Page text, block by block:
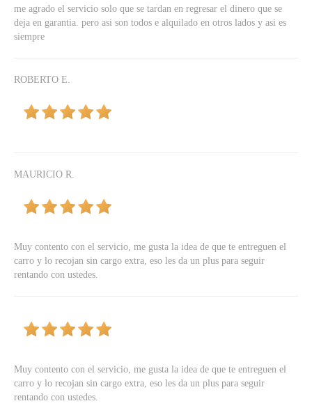
me agrado el servicio solo que se tardan en regresar el dinero que se
deja en garantia. pero asi son todos e alquilado en otros lados y asi es
siempre
ROBERTO E.
MAURICIO R.
Muy contento con el servicio, me gusta la idea de que te entreguen el
carro y lo recojan sin cargo extra, eso les da un plus para seguir
rentando con ustedes.
Muy contento con el servicio, me gusta la idea de que te entreguen el
carro y lo recojan sin cargo extra, eso les da un plus para seguir
rentando con ustedes.